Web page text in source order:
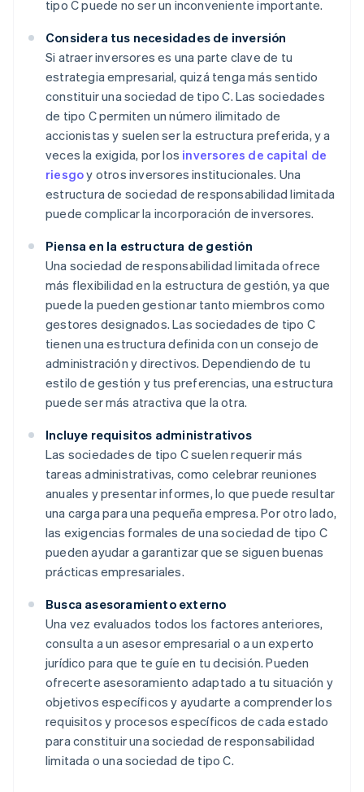
tipo C puede no ser un inconveniente importante.
Considera tus necesidades de inversión
Si atraer inversores es una parte clave de tu
estrategia empresarial, quizá tenga más sentido
constituir una sociedad de tipo C. Las sociedades
de tipo C permiten un número ilimitado de
accionistas y suelen ser la estructura preferida, y a
veces la exigida, por los inversores de capital de
riesgoy otros inversores institucionales. Una
estructura de sociedad de responsabilidad limitada
puede complicar la incorporación de inversores.
Piensa en la estructura de gestión
Una sociedad de responsabilidad limitada ofrece
más flexibilidad en la estructura de gestión, ya que
puede la pueden gestionar tanto miembros como
gestores designados. Las sociedades de tipo C
tienen una estructura definida con un consejo de
administración y directivos. Dependiendo de tu
estilo de gestión y tus preferencias, una estructura
puede ser más atractiva que la otra.
Incluye requisitos administrativos
Las sociedades de tipo C suelen requerir más
tareas administrativas, como celebrar reuniones
anuales y presentar informes, lo que puede resultar
una carga para una pequeña empresa. Por otro lado,
las exigencias formales de una sociedad de tipo C
pueden ayudar a garantizar que se siguen buenas
prácticas empresariales.
Busca asesoramiento externo
Una vez evaluados todos los factores anteriores,
consulta a un asesor empresarial o a un experto
jurídico para que te guíe en tu decisión. Pueden
ofrecerte asesoramiento adaptado a tu situación y
objetivos específicos y ayudarte a comprender los
requisitos y procesos específicos de cada estado
para constituir una sociedad de responsabilidad
limitada o una sociedad de tipo C.